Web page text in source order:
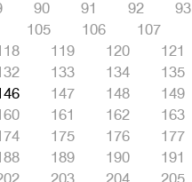
90 91 92 93
105 106 107
119 120 121
133 134 135
147 148 149
161 162 163
175 176 177
189 190 191